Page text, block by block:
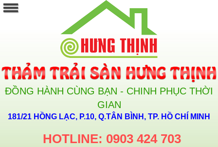
ĐỒNG HÀNH CÙNG BẠN - CHINH PHỤC THỜI
GIAN
181/21 HỒNG LẠC, P.10, Q.TÂN BÌNH, TP. HỒ CHÍ MINH
HOTLINE: 0903 424 703